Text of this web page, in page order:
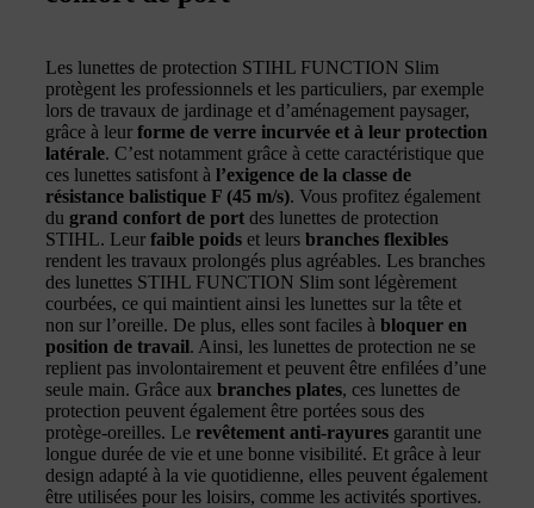
Les lunettes de protection STIHL FUNCTION Slim
protègent les professionnels et les particuliers, par exemple
lors de travaux de jardinage et d’aménagement paysager,
grâce à leur forme de verre incurvée et à leur protection
latérale. C’est notamment grâce à cette caractéristique que
ces lunettes satisfont à l’exigence de la classe de
résistance balistique F (45 m/s). Vous profitez également
du grand confort de port des lunettes de protection
STIHL. Leur faible poids et leurs branches flexibles
rendent les travaux prolongés plus agréables. Les branches
des lunettes STIHL FUNCTION Slim sont légèrement
courbées, ce qui maintient ainsi les lunettes sur la tête et
non sur l’oreille. De plus, elles sont faciles à bloquer en
position de travail. Ainsi, les lunettes de protection ne se
replient pas involontairement et peuvent être enfilées d’une
seule main. Grâce aux branches plates, ces lunettes de
protection peuvent également être portées sous des
protège-oreilles. Le revêtement anti-rayures garantit une
longue durée de vie et une bonne visibilité. Et grâce à leur
design adapté à la vie quotidienne, elles peuvent également
être utilisées pour les loisirs, comme les activités sportives.